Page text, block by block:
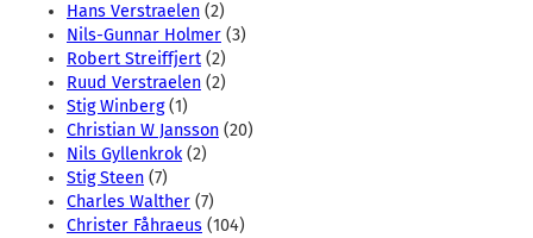
Hans Verstraelen (2)
Nils-Gunnar Holmer (3)
Robert Streiffjert (2)
Ruud Verstraelen (2)
Stig Winberg(1)
Christian W Jansson (20)
Nils Gyllenkrok(2)
Stig Steen (7)
Charles Walther (7)
Christer Fåhraeus (104)